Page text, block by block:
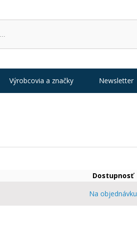
Dostupnosť
Na objednávku
Výrobcovia a značky Newsletter